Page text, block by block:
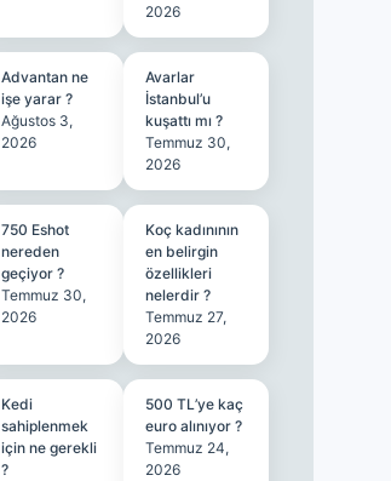
2026
Advantan ne
işe yarar ?
Ağustos 3,
2026
Avarlar
İstanbul’u
kuşattı mı ?
Temmuz 30,
2026
750 Eshot
nereden
geçiyor ?
Temmuz 30,
2026
Koç kadınının
en belirgin
özellikleri
nelerdir ?
Temmuz 27,
2026
Kedi
sahiplenmek
için ne gerekli
?
500 TL’ye kaç
euro alınıyor ?
Temmuz 24,
2026